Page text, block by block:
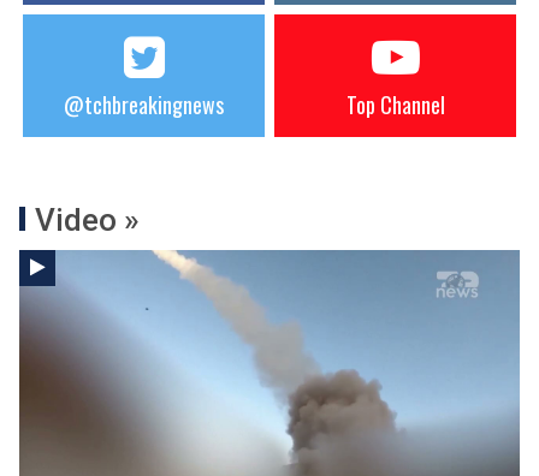
@tchbreakingnews Top Channel
Video »